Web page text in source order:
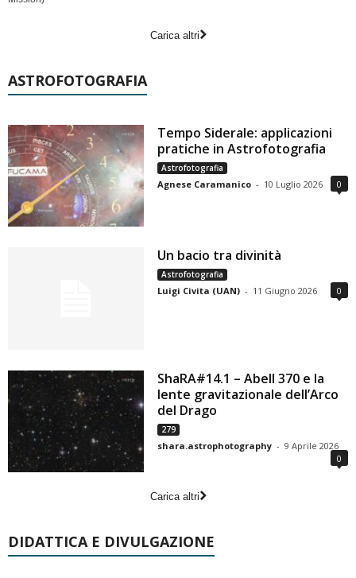
Carica altri
ASTROFOTOGRAFIA
Tempo Siderale: applicazioni
pratiche in Astrofotografia
Astrofotografia
Agnese Caramanico - 10 Luglio 2026 0
Un bacio tra divinità
Astrofotografia
Luigi Civita (UAN) - 11 Giugno 2026 0
ShaRA#14.1 – Abell 370 e la
lente gravitazionale dell’Arco
del Drago
279
shara.astrophotography - 9 Aprile 2026
0
Carica altri
DIDATTICA E DIVULGAZIONE